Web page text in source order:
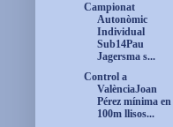
Campionat
Autonòmic
Individual
Sub14Pau
Jagersma s...
Control a
ValènciaJoan
Pérez mínima en
100m llisos...